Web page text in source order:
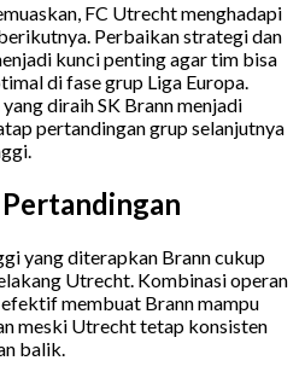
FC Utrecht menghadapi
Perbaikan strategi dan
kunci penting agar tim bisa
di fase grup Liga Europa.
diraih SK Brann menjadi
pertandingan grup selanjutnya
yang diterapkan Brann cukup
Utrecht. Kombinasi operan
membuat Brann mampu
meski Utrecht tetap konsisten
balik.